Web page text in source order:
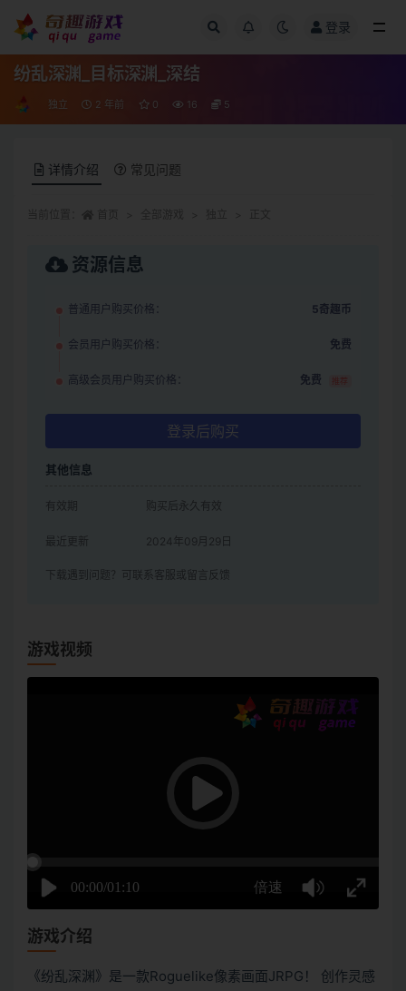
登录
纷乱深渊_目标深渊_深结
独立 2 年前 0 16 5
详情介绍 常见问题
资源信息
普通用户购买价格： 5奇趣币
会员用户购买价格： 免费
高级会员用户购买价格： 免费 推荐
登录后购买
其他信息
有效期 购买后永久有效
最近更新 2024年09月29日
下载遇到问题？可联系客服或留言反馈
游戏视频
游戏介绍
《纷乱深渊》是一款Roguelike像素画面JRPG！ 创作灵感